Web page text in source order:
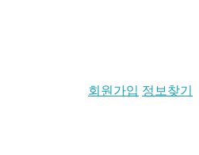
회원가입 정보찾기